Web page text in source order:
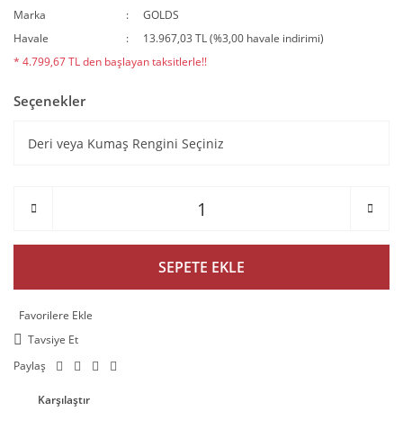
Marka
GOLDS
Havale
13.967,03 TL (%3,00 havale indirimi)
* 4.799,67 TL den başlayan taksitlerle!!
Seçenekler
SEPETE EKLE
Tavsiye Et
Paylaş
Karşılaştır